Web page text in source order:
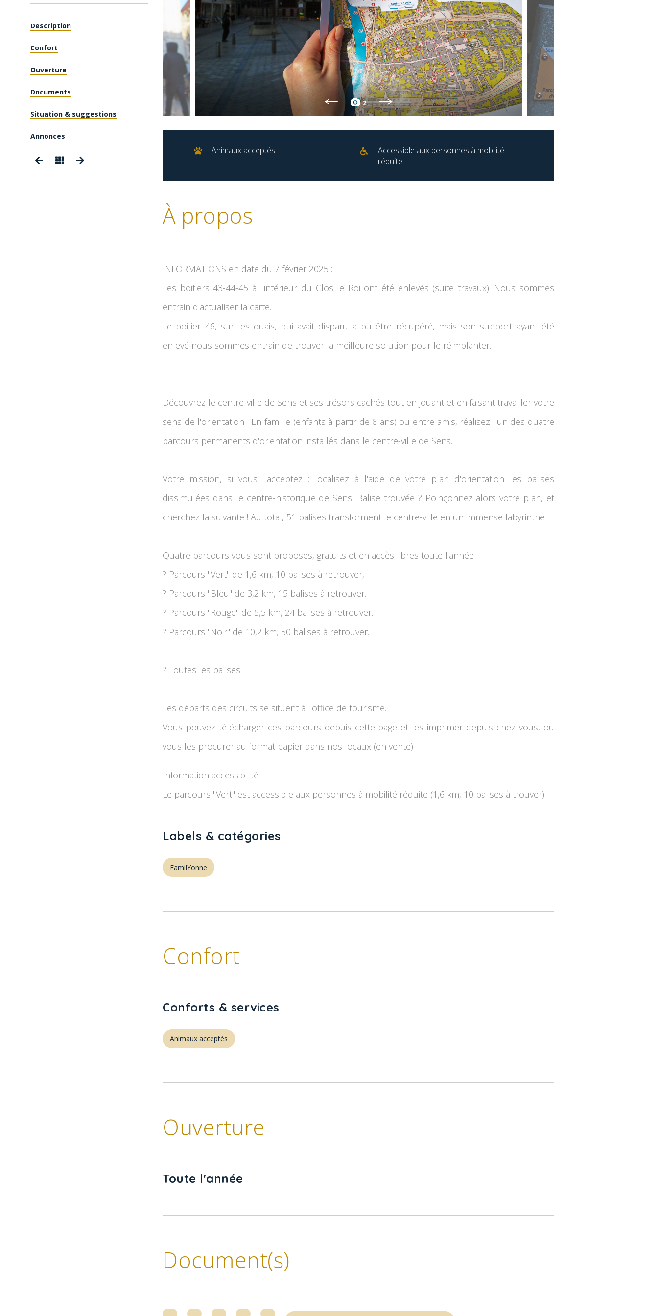
Description
Confort
Ouverture
Documents
Situation & suggestions
Annonces
2
Animaux acceptés
Accessible aux personnes à mobilité
réduite
À propos
INFORMATIONS en date du 7 février 2025 :
Les boitiers 43-44-45 à l'intérieur du Clos le Roi ont été enlevés (suite travaux). Nous sommes
entrain d'actualiser la carte.
Le boitier 46, sur les quais, qui avait disparu a pu être récupéré, mais son support ayant été
enlevé nous sommes entrain de trouver la meilleure solution pour le réimplanter.
-----
Découvrez le centre-ville de Sens et ses trésors cachés tout en jouant et en faisant travailler votre
sens de l'orientation ! En famille (enfants à partir de 6 ans) ou entre amis, réalisez l'un des quatre
parcours permanents d'orientation installés dans le centre-ville de Sens.
Votre mission, si vous l'acceptez : localisez à l'aide de votre plan d'orientation les balises
dissimulées dans le centre-historique de Sens. Balise trouvée ? Poinçonnez alors votre plan, et
cherchez la suivante ! Au total, 51 balises transforment le centre-ville en un immense labyrinthe !
Quatre parcours vous sont proposés, gratuits et en accès libres toute l'année :
? Parcours ''Vert'' de 1,6 km, 10 balises à retrouver,
? Parcours ''Bleu'' de 3,2 km, 15 balises à retrouver.
? Parcours ''Rouge'' de 5,5 km, 24 balises à retrouver.
? Parcours ''Noir'' de 10,2 km, 50 balises à retrouver.
? Toutes les balises.
Les départs des circuits se situent à l'office de tourisme.
Vous pouvez télécharger ces parcours depuis cette page et les imprimer depuis chez vous, ou
vous les procurer au format papier dans nos locaux (en vente).
Information accessibilité
Le parcours "Vert" est accessible aux personnes à mobilité réduite (1,6 km, 10 balises à trouver).
Labels & catégories
FamilYonne
Confort
Conforts & services
Animaux acceptés
Ouverture
Toute l'année
Document(s)